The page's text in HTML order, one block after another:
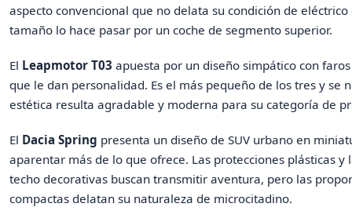
aspecto convencional que no delata su condición de eléctrico
tamaño lo hace pasar por un coche de segmento superior.
El Leapmotor T03 apuesta por un diseño simpático con
que le dan personalidad. Es el más pequeño de los tres y se
estética resulta agradable y moderna para su categoría de
El Dacia Spring presenta un diseño de SUV urbano en
aparentar más de lo que ofrece. Las protecciones plásticas y
techo decorativas buscan transmitir aventura, pero las
compactas delatan su naturaleza de microcitadino.